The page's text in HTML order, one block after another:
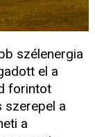
szélenergia
el a
forintot
szerepel a
a